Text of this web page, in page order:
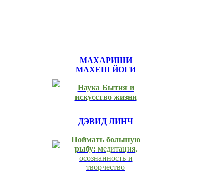
МАХАРИШИ
МАХЕШ ЙОГИ
Наука Бытия и
искусство жизни
ДЭВИД ЛИНЧ
Поймать большую
рыбу: медитация,
осознанность и
творчество